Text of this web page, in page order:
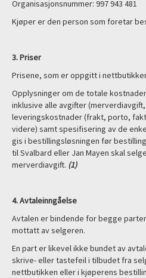
Organisasjonsnummer: 997 943 481
Kjøper er den person som foretar
3. Priser
Prisene, som er oppgitt i
Opplysninger om de totale
inklusive alle avgifter
leveringskostnader (frakt, porto,
videre) samt spesifisering av de
gis i bestillingsløsningen før
til Svalbard eller Jan Mayen skal
merverdiavgift. (1)
4. Avtaleinngåelse
Avtalen er bindende for begge
mottatt av selgeren.
En part er likevel ikke bundet av
skrive- eller tastefeil i tilbudet fra
nettbutikken eller i kjøperens